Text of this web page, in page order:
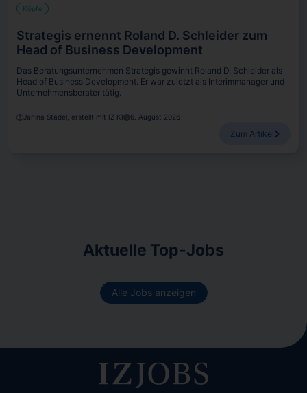
Köpfe
Strategis ernennt Roland D. Schleider zum
Head of Business Development
Das Beratungsunternehmen Strategis gewinnt Roland D. Schleider als
Head of Business Development. Er war zuletzt als Interimmanager und
Unternehmensberater tätig.
Janina Stadel, erstellt mit IZ KI 6. August 2026
Zum Artikel
Aktuelle Top-Jobs
Alle Jobs anzeigen